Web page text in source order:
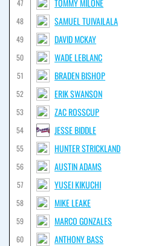
47 TOMMY MILONE
48
SAMUEL TUIVAILALA
49
DAVID MCKAY
50
WADE LEBLANC
51
BRADEN BISHOP
52
ERIK SWANSON
53
ZAC ROSSCUP
54
JESSE BIDDLE
55
HUNTER STRICKLAND
56
AUSTIN ADAMS
57
YUSEI KIKUCHI
58
MIKE LEAKE
59
MARCO GONZALES
60
ANTHONY BASS